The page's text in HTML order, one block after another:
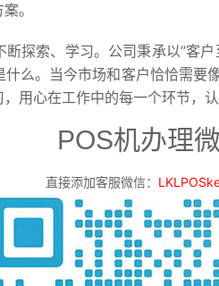
。
探索、学习。公司秉承以”客
么。当今市场和客户恰恰需要
用心在工作中的每一个环节，
POS机办理
直接添加客服微信：